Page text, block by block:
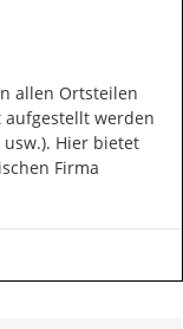
allen Ortsteilen
werden
usw.). Hier bietet
Firma